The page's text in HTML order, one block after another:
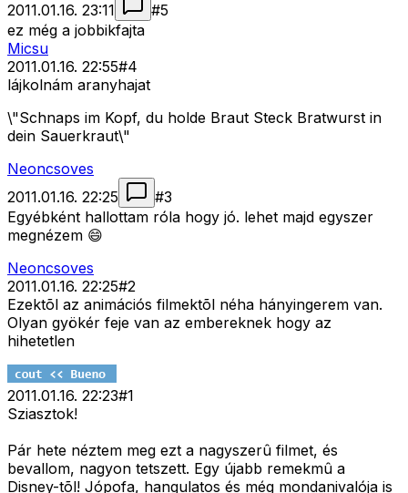
2011.01.16. 23:11
#5
ez még a jobbikfajta
Micsu
2011.01.16. 22:55#4
lájkolnám aranyhajat
\"Schnaps im Kopf, du holde Braut Steck Bratwurst in
dein Sauerkraut\"
Neoncsoves
2011.01.16. 22:25
#3
Egyébként hallottam róla hogy jó. lehet majd egyszer
megnézem 😄
Neoncsoves
2011.01.16. 22:25#2
Ezektõl az animációs filmektõl néha hányingerem van.
Olyan gyökér feje van az embereknek hogy az
hihetetlen
2011.01.16. 22:23#1
Sziasztok!
Pár hete néztem meg ezt a nagyszerû filmet, és
bevallom, nagyon tetszett. Egy újabb remekmû a
Disney-tõl! Jópofa, hangulatos és még mondanivalója is